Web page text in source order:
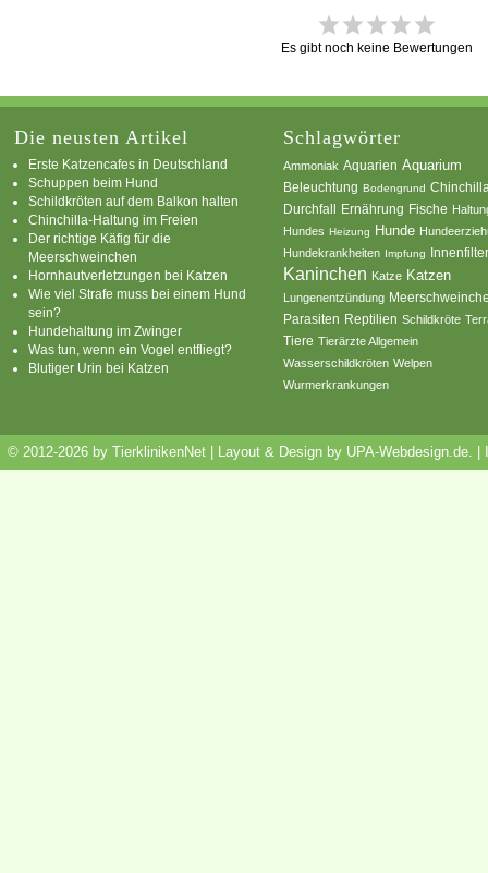
Es gibt noch keine Bewertungen
Die neusten Artikel
Erste Katzencafes in Deutschland
Schuppen beim Hund
Schildkröten auf dem Balkon halten
Chinchilla-Haltung im Freien
Der richtige Käfig für die
Meerschweinchen
Hornhautverletzungen bei Katzen
Wie viel Strafe muss bei einem Hund
sein?
Hundehaltung im Zwinger
Was tun, wenn ein Vogel entfliegt?
Blutiger Urin bei Katzen
Schlagwörter
Ammoniak Aquarien Aquarium
Beleuchtung Bodengrund
Durchfall Ernährung Fische
Hundes Heizung Hunde
Hundekrankheiten Impfung
Kaninchen Katze Katzen
Lungenentzündung
Parasiten Reptilien Schildkröte
Tiere Tierärzte Allgemein
Wasserschildkröten Welpen
Wurmerkrankungen
© 2012-2026 by TierklinikenNet | Layout & Design by UPA-Webdesign.de.